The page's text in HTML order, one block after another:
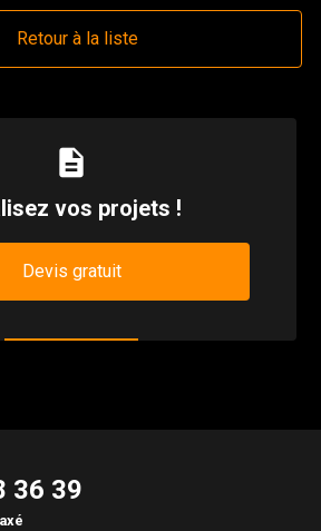
Retour à la liste
description
vos projets !
Devis gratuit
36 39